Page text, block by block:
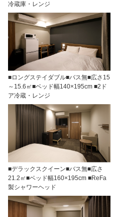
冷蔵庫・レンジ
■ロングステイダブル■バス無■広さ15
～15.6㎡■ベッド幅140×195cm ■2ド
ア冷蔵・レンジ
■デラックスクイーン■バス無■広さ
21.2㎡■ベッド幅160×195cm ■ReFa
製シャワーヘッド